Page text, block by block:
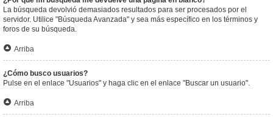
La búsqueda devolvió demasiados resultados para ser procesados por el
servidor. Utilice "Búsqueda Avanzada" y sea más específico en los términos y
foros de su búsqueda.
Arriba
¿Cómo busco usuarios?
Pulse en el enlace "Usuarios" y haga clic en el enlace "Buscar un usuario".
Arriba